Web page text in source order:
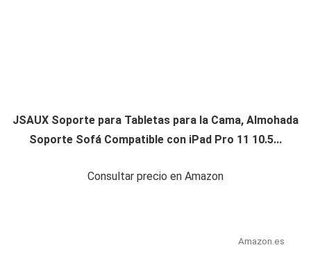
JSAUX Soporte para Tabletas para la Cama, Almohada
Soporte Sofá Compatible con iPad Pro 11 10.5...
Consultar precio en Amazon
Amazon.es